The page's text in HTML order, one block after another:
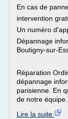
En cas de
intervention
Un numéro
Dépannage
Boutigny-sur-
Réparation
dépannage
parisienne. En
de notre équipe...
Lire la suite